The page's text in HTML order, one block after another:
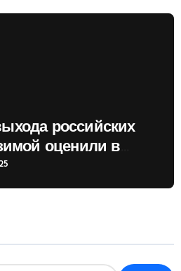
российских
оценили в